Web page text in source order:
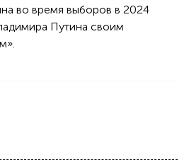
во время выборов в 2024
Путина своим